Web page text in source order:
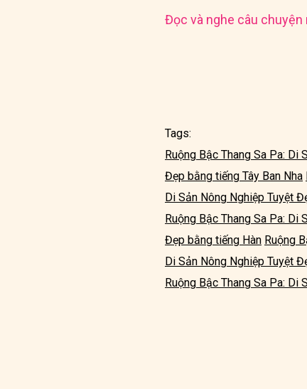
Đọc và nghe câu chuyện
Tags:
Ruộng Bậc Thang Sa Pa:
Đẹp bằng tiếng Tây Ban Nha
Di Sản Nông Nghiệp Tuyệt
Ruộng Bậc Thang Sa Pa:
Đẹp bằng tiếng Hàn Ruộng
Di Sản Nông Nghiệp Tuyệt
Ruộng Bậc Thang Sa Pa: